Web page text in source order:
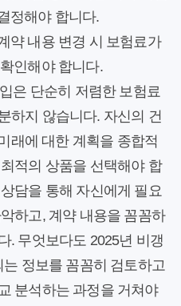
정해야 합니다.
약 내용 변경 시 보험료가
인해야 합니다.
은 단순히 저렴한 보험료
하지 않습니다. 자신의 건
래에 대한 계획을 종합적
적의 상품을 선택해야 합
담을 통해 자신에게 필요
하고, 계약 내용을 꼼꼼하
. 무엇보다도 2025년 비갱
정보를 꼼꼼히 검토하고
분석하는 과정을 거쳐야